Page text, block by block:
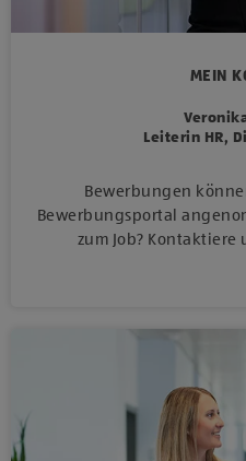
MEIN
Leiterin HR,
Bewerbungen
Bewerbungsportal
zum Job? Kontaktiere